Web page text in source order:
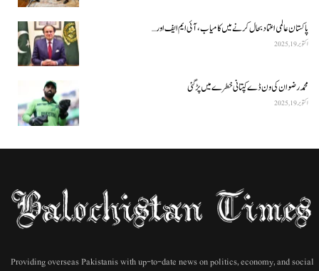
پاکستان عالمی اعتماد بحال کرنے میں کامیاب، آئی ایم ایف اور…
اکتوبر 19, 2025
محمد رضوان کی ون ڈے کپتانی خطرے میں پڑ گئی
اکتوبر 19, 2025
Providing overseas Pakistanis with up-to-date news on politics, economy, and social